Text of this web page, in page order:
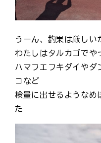
うーん、釣果は厳しい
わたしはタルカゴでや
ハマフエフキダイやダ
コなど
検量に出せるようなめ
た